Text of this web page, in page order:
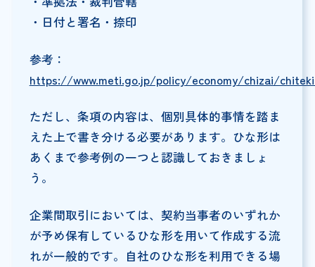
・日付と署名・捺印
参考：
https://www.meti.go.jp/policy/economy/chizai/
ただし、条項の内容は、個別具体的事情を踏ま
えた上で書き分ける必要があります。ひな形は
あくまで参考例の一つと認識しておきましょ
う。
企業間取引においては、契約当事者のいずれか
が予め保有しているひな形を用いて作成する流
れが一般的です。自社のひな形を利用できる場